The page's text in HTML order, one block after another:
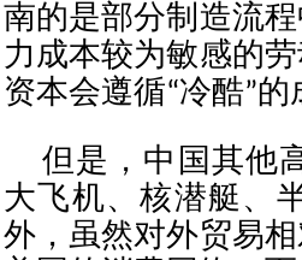
南的是部分制造流
力成本较为敏感的
资本会遵循“冷酷”的
但是，中国其他
大飞机、核潜艇、
外，虽然对外贸易